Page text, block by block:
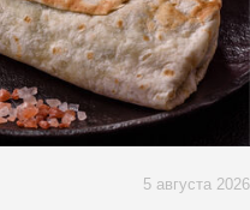
5 августа 2026